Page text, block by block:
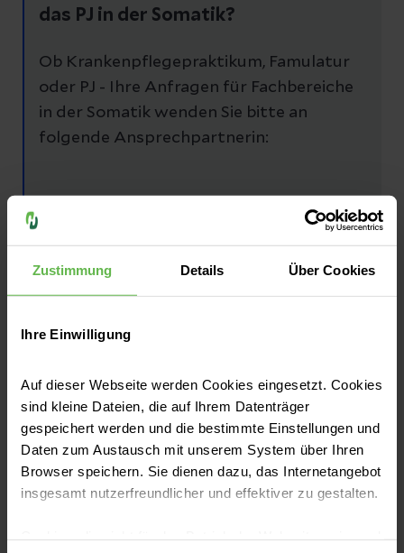
Zustimmung Details Über Cookies
Ihre Einwilligung
Auf dieser Webseite werden Cookies eingesetzt. Cookies
sind kleine Dateien, die auf Ihrem Datenträger
gespeichert werden und die bestimmte Einstellungen und
Daten zum Austausch mit unserem System über Ihren
Browser speichern. Sie dienen dazu, das Internetangebot
insgesamt nutzerfreundlicher und effektiver zu gestalten.
das PJ in der Somatik?
Ob Krankenpflegepraktikum, Famulatur
oder PJ - Ihre Anfragen für Fachbereiche
in der Somatik wenden Sie bitte an
folgende Ansprechpartnerin:
Oberärztin an der Klinik für
Gastroenterologie, Hepatologie,
Hämatologie, Onkologie und
Palliativmedizin | Helios Park-Klinikum
Leipzig
E-Mail senden